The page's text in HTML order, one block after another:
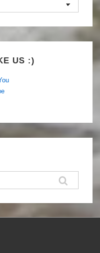
US :)